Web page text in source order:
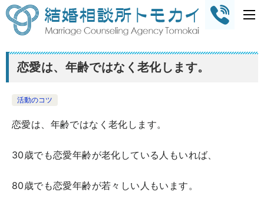
恋愛は、年齢ではなく老化します。
活動のコツ
恋愛は、年齢ではなく老化します。
30歳でも恋愛年齢が老化している人もいれば、
80歳でも恋愛年齢が若々しい人もいます。